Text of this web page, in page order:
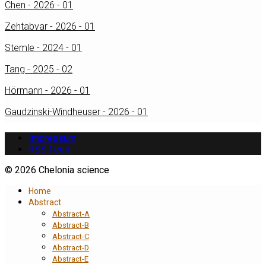
Chen - 2026 - 01
Zehtabvar - 2026 - 01
Stemle - 2024 - 01
Tang - 2025 - 02
Hörmann - 2026 - 01
Gaudzinski-Windheuser - 2026 - 01
Impressum
RSS Feed
© 2026 Chelonia science
Home
Abstract
Abstract-A
Abstract-B
Abstract-C
Abstract-D
Abstract-E